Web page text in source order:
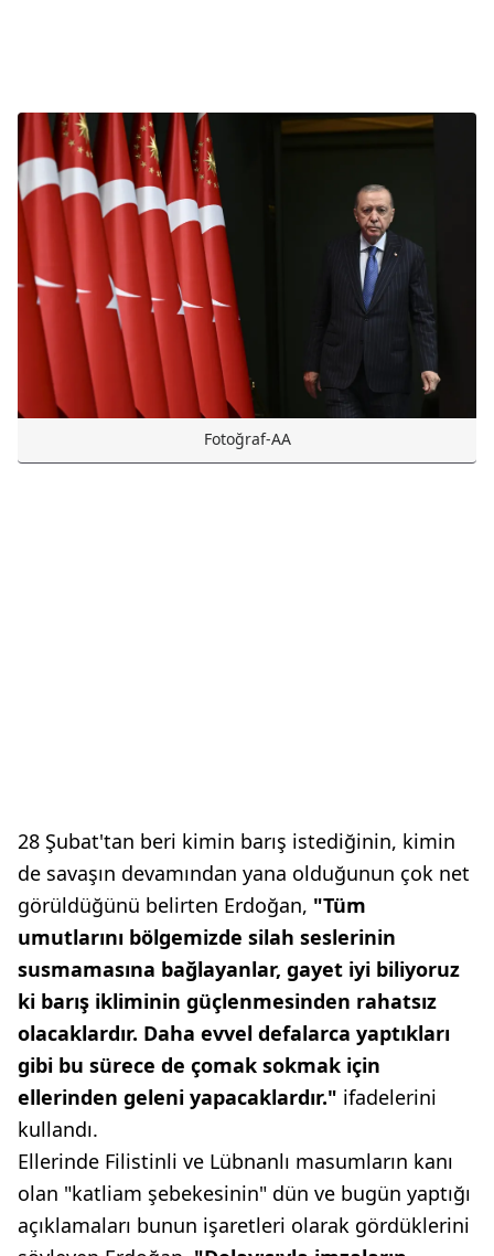
Fotoğraf-AA
28 Şubat'tan beri kimin barış istediğinin, kimin
de savaşın devamından yana olduğunun çok net
görüldüğünü belirten Erdoğan, "Tüm
umutlarını bölgemizde silah seslerinin
susmamasına bağlayanlar, gayet iyi biliyoruz
ki barış ikliminin güçlenmesinden rahatsız
olacaklardır. Daha evvel defalarca yaptıkları
gibi bu sürece de çomak sokmak için
ellerinden geleni yapacaklardır." ifadelerini
kullandı.
Ellerinde Filistinli ve Lübnanlı masumların kanı
olan "katliam şebekesinin" dün ve bugün yaptığı
açıklamaları bunun işaretleri olarak gördüklerini